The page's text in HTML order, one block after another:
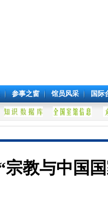
参事之窗 馆员风采 国际
宗教与中国